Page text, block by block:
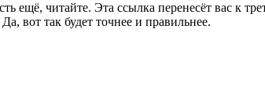
ещё, читайте. Эта ссылка перенесёт вас к
вот так будет точнее и правильнее.